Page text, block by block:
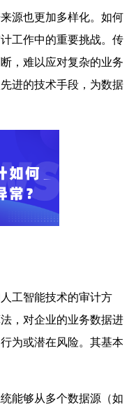
源也更加多样化。如何
工作中的重要挑战。传
，难以应对复杂的业务
进的技术手段，为数据
工智能技术的审计方
，对企业的业务数据进
为或潜在风险。其基本
能够从多个数据源（如